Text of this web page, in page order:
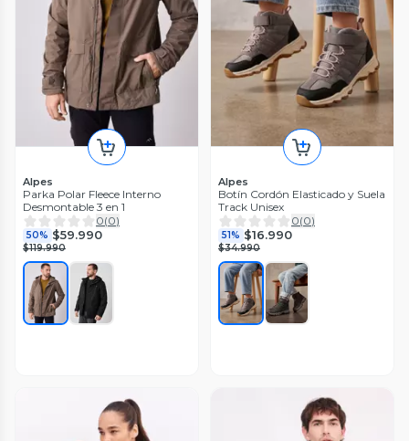
Alpes
Parka Polar Fleece Interno
Desmontable 3 en 1
0(0)
50% $59.990
$119.990
Alpes
Botín Cordón Elasticado y Suela
Track Unisex
0(0)
51% $16.990
$34.990